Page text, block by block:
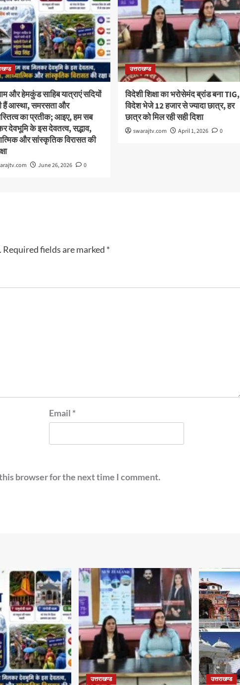
और हेमकुंड साहिब यात्राएं सदियों
हैं आस्था, समरसता और
का प्रतीक; आइए, हम सब
देवभूमि के इस देवतत्व, सद्भाव,
और सांस्कृतिक विरासत की
June 26, 2026 0
उत्तराखण्ड
विदेशी शिक्षा का भरोसेमंद ब्रांड बना TIG,
विदेश भेजे 12 हजार से ज्यादा छात्र, हर
छात्र को मिल रही सही दिशा
swarajtv.com April 1, 2026 0
Required fields are marked *
Email *
browser for the next time I comment.
उत्तराखण्ड उत्तराखण्ड